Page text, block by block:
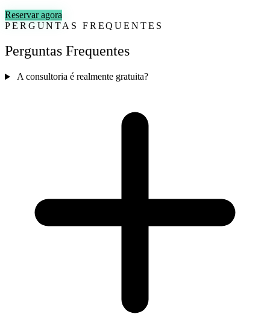
Reservar agora
PERGUNTAS FREQUENTES
Perguntas Frequentes
A consultoria é realmente gratuita?